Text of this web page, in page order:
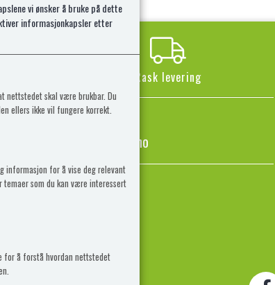
Rask levering
Lekegiganten.no
Kontakt oss
Om oss
vi ønsker å bruke på dette
informasjonkapsler etter
nettstedet skal være brukbar. Du
ellers ikke vil fungere korrekt.
informasjon for å vise deg relevant
som du kan være interessert
for å forstå hvordan nettstedet